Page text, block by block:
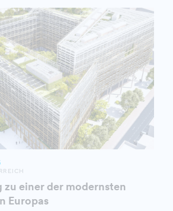
zu einer der modernsten
Europas